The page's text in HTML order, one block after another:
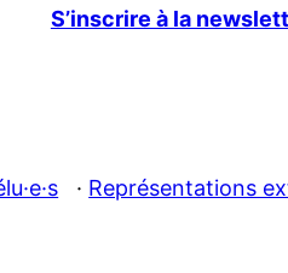
S’inscrire à la
· Représentations